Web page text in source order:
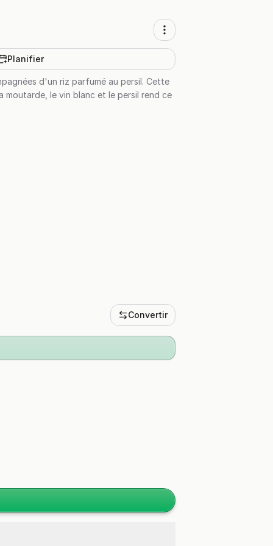
Planifier
d'un riz parfumé au persil. Cette
moutarde, le vin blanc et le persil rend ce
Convertir